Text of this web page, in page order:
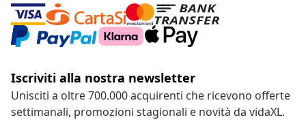
Iscriviti alla nostra newsletter
Unisciti a oltre 700.000 acquirenti che ricevono offerte
settimanali, promozioni stagionali e novità da vidaXL.